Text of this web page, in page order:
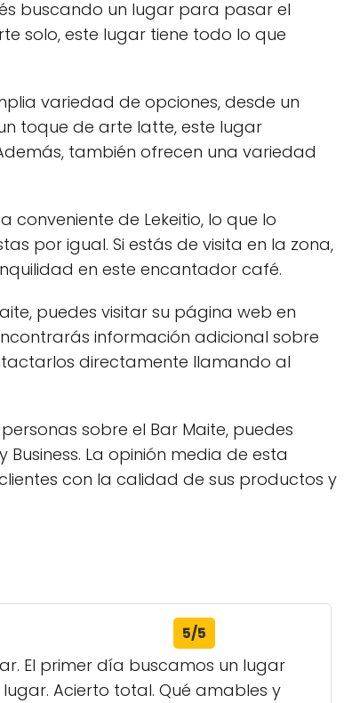
buscando un lugar para pasar el
solo, este lugar tiene todo lo que
variedad de opciones, desde un
toque de arte latte, este lugar
también ofrecen una variedad
conveniente de Lekeitio, lo que lo
por igual. Si estás de visita en la zona,
en este encantador café.
puedes visitar su página web en
información adicional sobre
directamente llamando al
sobre el Bar Maite, puedes
La opinión media de esta
con la calidad de sus productos y
5/5
El primer día buscamos un lugar
Acierto total. Qué amables y